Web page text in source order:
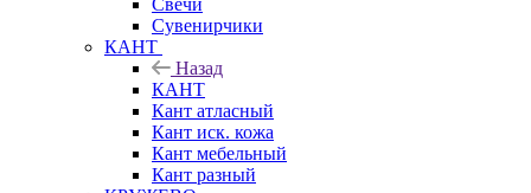
Свечи
Сувенирчики
КАНТ
Назад
КАНТ
Кант атласный
Кант иск. кожа
Кант мебельный
Кант разный